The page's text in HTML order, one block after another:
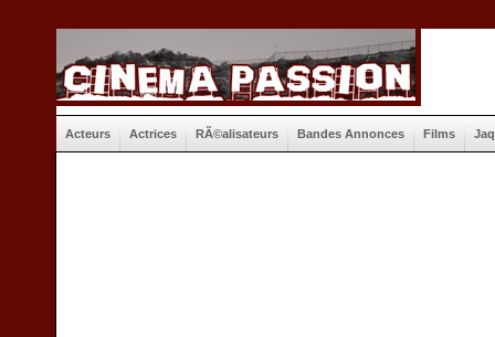
Acteurs Actrices RÃ©alisateurs Bandes Annonces Films